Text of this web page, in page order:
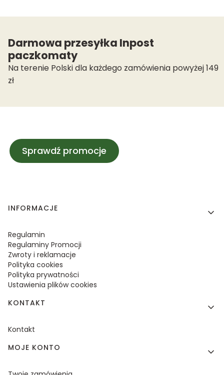
Darmowa przesyłka Inpost
paczkomaty
Na terenie Polski dla każdego zamówienia powyżej 149
zł
Sprawdź promocje
Linki w stopce
INFORMACJE
Regulamin
Regulaminy Promocji
Zwroty i reklamacje
Polityka cookies
Polityka prywatności
Ustawienia plików cookies
KONTAKT
Kontakt
MOJE KONTO